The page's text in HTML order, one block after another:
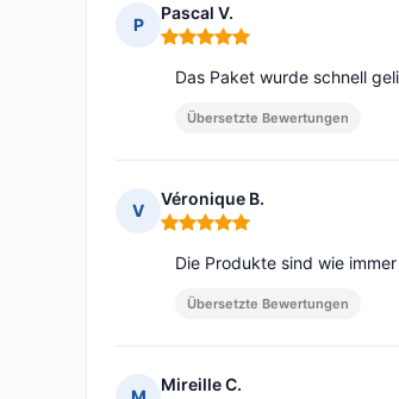
P
Pascal V.
Hinweis: 5 von 5
Das Paket wurde schnell
Übersetzte Bewertungen
V
Véronique B.
Hinweis: 5 von 5
Die Produkte sind wie
Übersetzte Bewertungen
Mireille C.